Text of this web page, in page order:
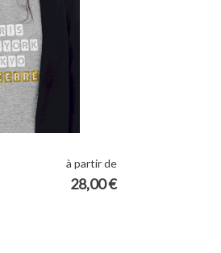
à partir de
28,00 €